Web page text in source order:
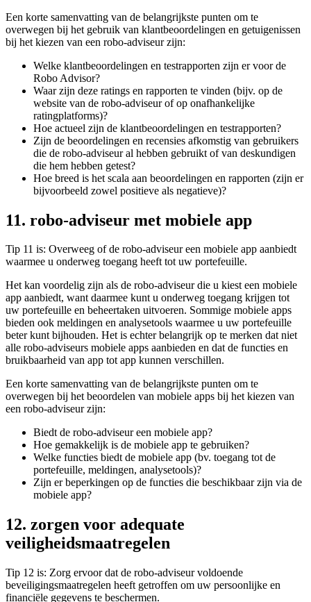
Een korte samenvatting van de belangrijkste punten om te
overwegen bij het gebruik van klantbeoordelingen en getuigenissen
bij het kiezen van een robo-adviseur zijn:
Welke klantbeoordelingen en testrapporten zijn er voor de
Robo Advisor?
Waar zijn deze ratings en rapporten te vinden (bijv. op de
website van de robo-adviseur of op onafhankelijke
ratingplatforms)?
Hoe actueel zijn de klantbeoordelingen en testrapporten?
Zijn de beoordelingen en recensies afkomstig van gebruikers
die de robo-adviseur al hebben gebruikt of van deskundigen
die hem hebben getest?
Hoe breed is het scala aan beoordelingen en rapporten (zijn er
bijvoorbeeld zowel positieve als negatieve)?
11. robo-adviseur met mobiele app
Tip 11 is: Overweeg of de robo-adviseur een mobiele app aanbiedt
waarmee u onderweg toegang heeft tot uw portefeuille.
Het kan voordelig zijn als de robo-adviseur die u kiest een mobiele
app aanbiedt, want daarmee kunt u onderweg toegang krijgen tot
uw portefeuille en beheertaken uitvoeren. Sommige mobiele apps
bieden ook meldingen en analysetools waarmee u uw portefeuille
beter kunt bijhouden. Het is echter belangrijk op te merken dat niet
alle robo-adviseurs mobiele apps aanbieden en dat de functies en
bruikbaarheid van app tot app kunnen verschillen.
Een korte samenvatting van de belangrijkste punten om te
overwegen bij het beoordelen van mobiele apps bij het kiezen van
een robo-adviseur zijn:
Biedt de robo-adviseur een mobiele app?
Hoe gemakkelijk is de mobiele app te gebruiken?
Welke functies biedt de mobiele app (bv. toegang tot de
portefeuille, meldingen, analysetools)?
Zijn er beperkingen op de functies die beschikbaar zijn via de
mobiele app?
12. zorgen voor adequate
veiligheidsmaatregelen
Tip 12 is: Zorg ervoor dat de robo-adviseur voldoende
beveiligingsmaatregelen heeft getroffen om uw persoonlijke en
financiële gegevens te beschermen.